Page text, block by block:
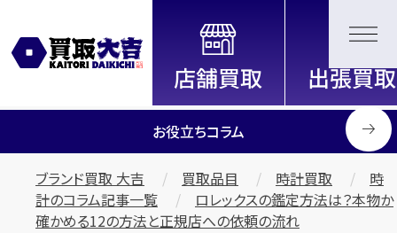
全国2000店舗以上展開中！
信頼と実績の買取専門店「買取大
吉」
お役立ちコラム
ブランド買取 大吉 買取品目 時計買取
時
計のコラム記事一覧
ロレックスの鑑定方法は？本物か
確かめる12の方法と正規店への依頼の流れ